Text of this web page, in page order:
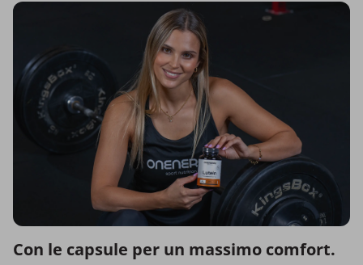
Con le capsule per un massimo comfort.